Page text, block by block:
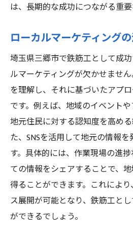
は、長期的な成功につながる重要
ローカルマーケティング
埼玉県三郷市で鉄筋工として成
ルマーケティングが欠かせませ
を理解し、それに基づいたアプ
です。例えば、地域のイベントや
地元住民に対する認知度を高め
た、SNSを活用して地元の情報
す。具体的には、作業現場の進
ての情報をシェアすることで、
得ることができます。これによ
ス展開が可能となり、鉄筋工と
ができるでしょう。